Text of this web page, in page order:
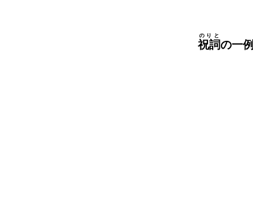
祝詞
のりと
の一例